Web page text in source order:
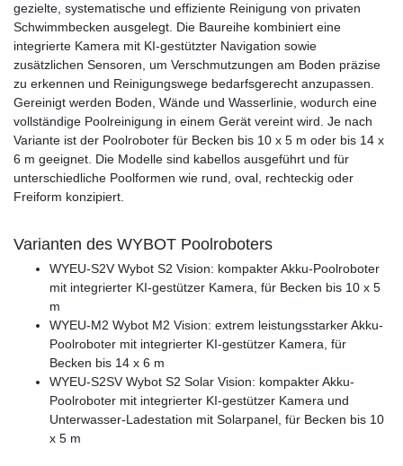
gezielte, systematische und effiziente Reinigung von privaten
Schwimmbecken ausgelegt. Die Baureihe kombiniert eine
integrierte Kamera mit KI-gestützter Navigation sowie
zusätzlichen Sensoren, um Verschmutzungen am Boden präzise
zu erkennen und Reinigungswege bedarfsgerecht anzupassen.
Gereinigt werden Boden, Wände und Wasserlinie, wodurch eine
vollständige Poolreinigung in einem Gerät vereint wird. Je nach
Variante ist der Poolroboter für Becken bis 10 x 5 m oder bis 14 x
6 m geeignet. Die Modelle sind kabellos ausgeführt und für
unterschiedliche Poolformen wie rund, oval, rechteckig oder
Freiform konzipiert.
Varianten des WYBOT Poolroboters
WYEU-S2V Wybot S2 Vision: kompakter Akku-Poolroboter
mit integrierter KI-gestützer Kamera, für Becken bis 10 x 5
m
WYEU-M2 Wybot M2 Vision: extrem leistungsstarker Akku-
Poolroboter mit integrierter KI-gestützer Kamera, für
Becken bis 14 x 6 m
WYEU-S2SV Wybot S2 Solar Vision: kompakter Akku-
Poolroboter mit integrierter KI-gestützer Kamera und
Unterwasser-Ladestation mit Solarpanel, für Becken bis 10
x 5 m